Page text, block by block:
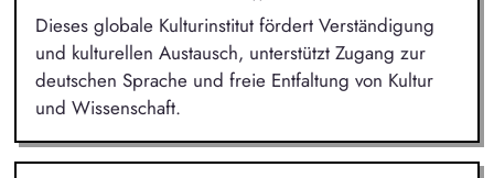
Dieses globale Kulturinstitut fördert Verständigung
und kulturellen Austausch, unterstützt Zugang zur
deutschen Sprache und freie Entfaltung von Kultur
und Wissenschaft.